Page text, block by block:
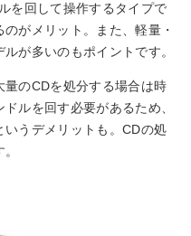
を回して操作するタイプで
がメリット。また、軽量・
が多いのもポイントです。
のCDを処分する場合は時
ルを回す必要があるため、
うデメリットも。CDの処